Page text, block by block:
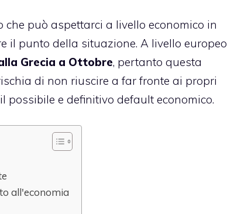
che può aspettarci a livello economico in
il punto della situazione. A livello europeo
Grecia a Ottobre, pertanto questa
di non riuscire a far fronte ai propri
e definitivo default economico.
all'economia